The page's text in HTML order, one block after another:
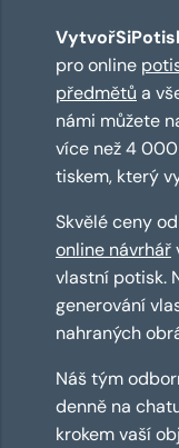
pro online
předmětů a
námi můžete
více než 4
tiskem, který
Skvělé ceny
online návrhář
vlastní potisk.
generování
nahraných
Náš tým
denně na
krokem vaší